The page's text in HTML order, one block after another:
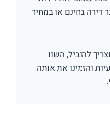
דירה בחינם או במחיר
להוביל, השוו
והזמינו את אותה